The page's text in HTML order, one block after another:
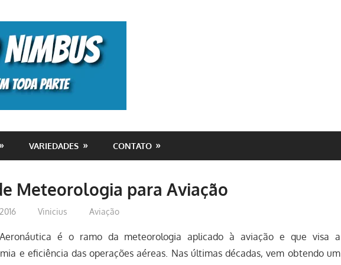
VARIEDADES CONTATO
Meteorologia para Aviação
Vinicius Aviação
é o ramo da meteorologia aplicado à aviação e que visa a
e eficiência das operações aéreas. Nas últimas décadas, vem obtendo um